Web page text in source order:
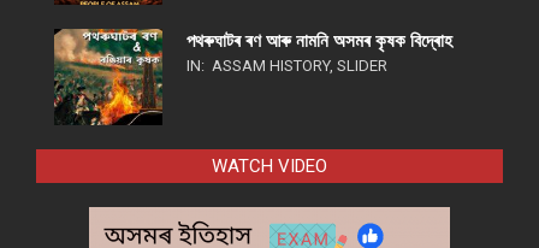
পথ​ৰুঘাট​ৰ ৰণ আৰু নামনি অসম​ৰ কৃষক বিদ্ৰোহ​
IN: ASSAM HISTORY, SLIDER
WATCH VIDEO